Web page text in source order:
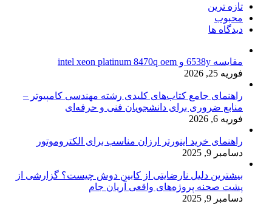
تازه ترین
محبوب
دیدگاه ها
مقایسه 6538y و intel xeon platinum 8470q oem
فوریه 25, 2026
راهنمای جامع کتاب‌های کلیدی رشته مهندسی کامپیوتر –
منابع ضروری برای دانشجویان فنی و حرفه‌ای
فوریه 6, 2026
راهنمای خرید اینورتر ارزان مناسب برای الکتروموتور
دسامبر 9, 2025
بیشترین دلیل نارضایتی از کابین دوش چیست؟ گزارشی از
پشت صحنه پروژه‌های واقعی آریان جام
دسامبر 9, 2025